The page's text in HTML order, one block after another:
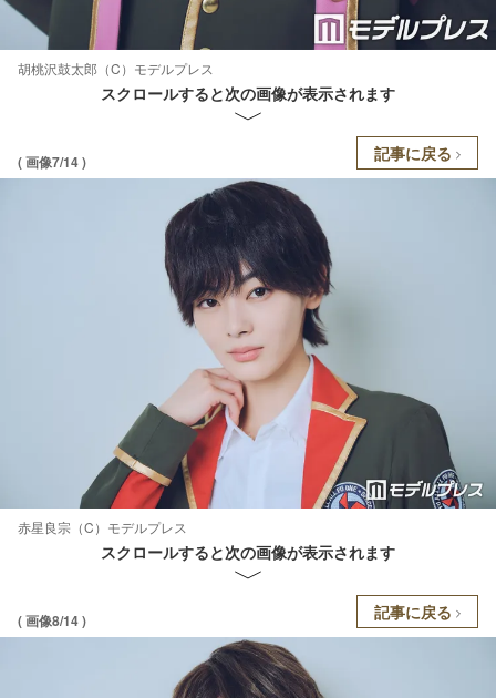
胡桃沢鼓太郎（C）モデルプレス
スクロールすると次の画像が表示されます
( 画像7/14 ) 記事に戻る
赤星良宗（C）モデルプレス
スクロールすると次の画像が表示されます
( 画像8/14 ) 記事に戻る